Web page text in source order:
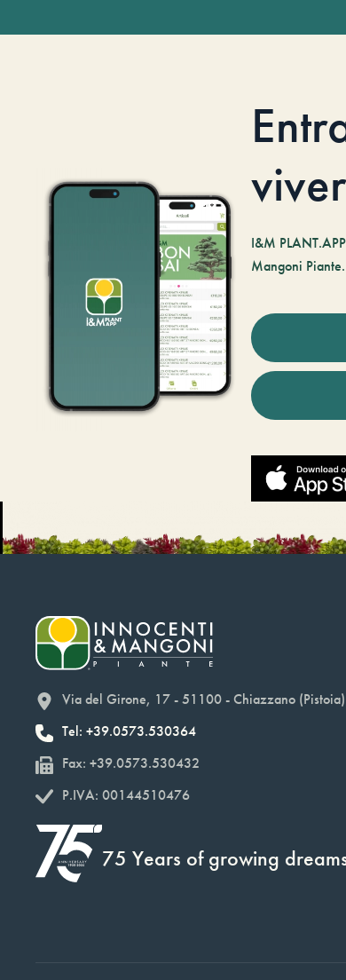
I&M
Mangoni Piante.
Via del Girone, 17 - 51100 - Chiazzano
Tel: +39.0573.530364
Fax: +39.0573.530432
P.IVA: 00144510476
75 Years of growing